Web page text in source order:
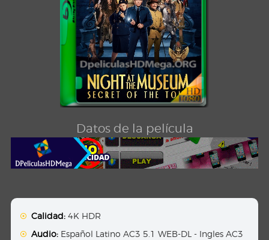
Datos de la película
Calidad: 4K HDR
Audio: Español Latino AC3 5.1 WEB-DL - Ingles AC3